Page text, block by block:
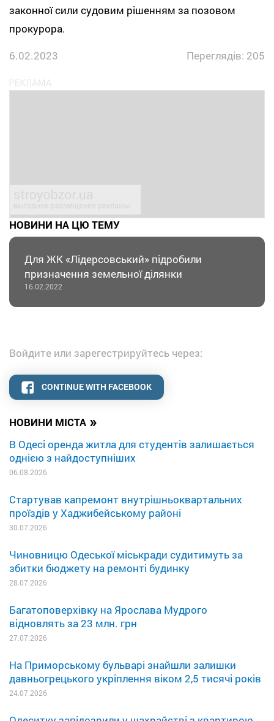
НОВИНИ МІСТА »
В Одесі оренда житла для студентів залишається
однією з найдоступніших
06.08.2026
Стартував капремонт внутрішньоквартальних
проїздів у Хаджибейському районі
30.07.2026
Чиновницю Одеської міськради судитимуть за
збитки бюджету на ремонті будинку
28.07.2026
Багатоповерхівку на Ярослава Мудрого
відновлять за 23 млн. грн
27.07.2026
На Приморському бульварі знайшли залишки
давньогрецького укріплення віком 2,5 тисячі років
24.07.2026
законної сили судовим рішенням за позовом
прокурора.
6.02.2023
Переглядів: 205
НОВИНИ НА ЦЮ ТЕМУ
Для ЖК «Лідерсовський» підробили
призначення земельної ділянки
16.02.2022
Войдите или зарегестрируйтесь через:
CONTINUE WITH FACEBOOK